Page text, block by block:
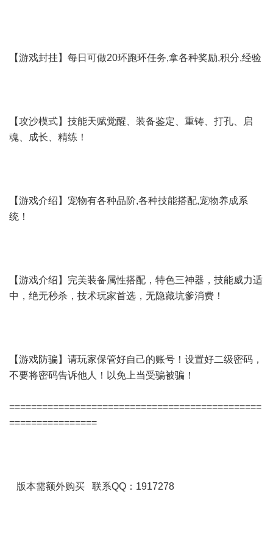
【游戏封挂】每日可做20环跑环任务,拿各种奖励,积分,经验
【攻沙模式】技能天赋觉醒、装备鉴定、重铸、打孔、启
魂、成长、精练！
【游戏介绍】宠物有各种品阶,各种技能搭配,宠物养成系
统！
【游戏介绍】完美装备属性搭配，特色三神器，技能威力适
中，绝无秒杀，技术玩家首选，无隐藏坑爹消费！
【游戏防骗】请玩家保管好自己的账号！设置好二级密码，
不要将密码告诉他人！以免上当受骗被骗！
==============================================
================
版本需额外购买 联系QQ：1917278